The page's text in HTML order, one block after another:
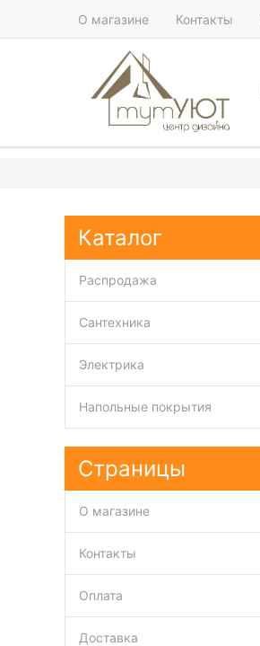
О магазине Контакты
Каталог
Распродажа
Сантехника
Электрика
Напольные покрытия
Страницы
О магазине
Контакты
Оплата
Доставка